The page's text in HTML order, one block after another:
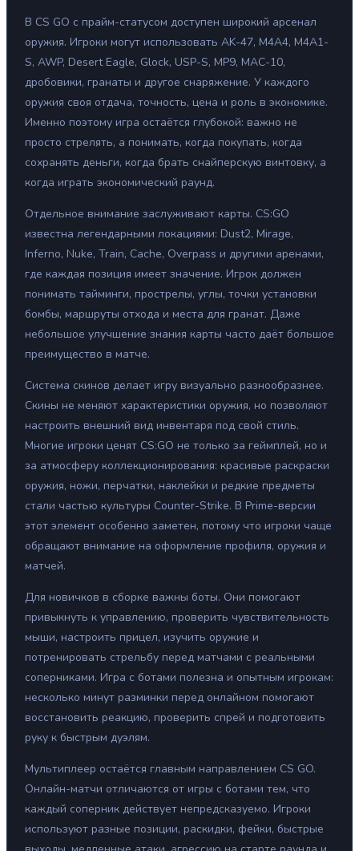
В CS GO с прайм-статусом доступен широкий арсенал
оружия. Игроки могут использовать AK-47, M4A4, M4A1-
S, AWP, Desert Eagle, Glock, USP-S, MP9, MAC-10,
дробовики, гранаты и другое снаряжение. У каждого
оружия своя отдача, точность, цена и роль в экономике.
Именно поэтому игра остаётся глубокой: важно не
просто стрелять, а понимать, когда покупать, когда
сохранять деньги, когда брать снайперскую винтовку, а
когда играть экономический раунд.
Отдельное внимание заслуживают карты. CS:GO
известна легендарными локациями: Dust2, Mirage,
Inferno, Nuke, Train, Cache, Overpass и другими аренами,
где каждая позиция имеет значение. Игрок должен
понимать тайминги, прострелы, углы, точки установки
бомбы, маршруты отхода и места для гранат. Даже
небольшое улучшение знания карты часто даёт большое
преимущество в матче.
Система скинов делает игру визуально разнообразнее.
Скины не меняют характеристики оружия, но позволяют
настроить внешний вид инвентаря под свой стиль.
Многие игроки ценят CS:GO не только за геймплей, но и
за атмосферу коллекционирования: красивые раскраски
оружия, ножи, перчатки, наклейки и редкие предметы
стали частью культуры Counter-Strike. В Prime-версии
этот элемент особенно заметен, потому что игроки чаще
обращают внимание на оформление профиля, оружия и
матчей.
Для новичков в сборке важны боты. Они помогают
привыкнуть к управлению, проверить чувствительность
мыши, настроить прицел, изучить оружие и
потренировать стрельбу перед матчами с реальными
соперниками. Игра с ботами полезна и опытным игрокам:
несколько минут разминки перед онлайном помогают
восстановить реакцию, проверить спрей и подготовить
руку к быстрым дуэлям.
Мультиплеер остаётся главным направлением CS GO.
Онлайн-матчи отличаются от игры с ботами тем, что
каждый соперник действует непредсказуемо. Игроки
используют разные позиции, раскидки, фейки, быстрые